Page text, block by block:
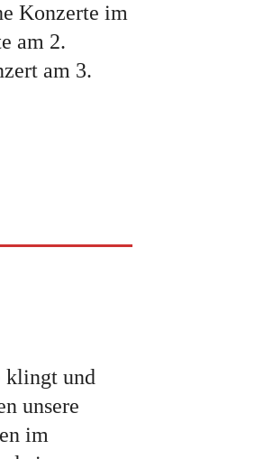
Konzerte im
am 2.
am 3.
klingt und
unsere
im